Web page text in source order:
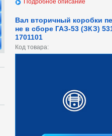
Подробное описание
Вал вторичный коробки
не в сборе ГАЗ-53 (ЗКЗ)
1701101
Код товара: